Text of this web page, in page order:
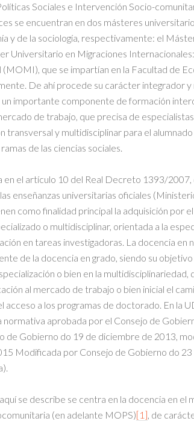
Sociales e Intervención Socio-
se encuentran en dos másteres
y de la sociología, respectivamente: el
Universitario en Migraciones
que se impartían en la Facultad de
De ahí procede su carácter integrador y
importante componente de formación
de trabajo, que precisa de
transversal y multidisciplinar para el
de las ciencias sociales.
en el artículo 10 del Real Decreto 1393/
enseñanzas universitarias oficiales
como finalidad principal la adquisición por
o multidisciplinar, orientada a la
en tareas investigadoras. La docencia en
de la docencia en grado, siendo su
o bien en la multidisciplinariedad,
al mercado de trabajo o bien inicial el
a los programas de doctorado. En la
aprobada por el Consejo de
de Gobierno do 19 de diciembre de 2013,
Modificada por Consejo de Gobierno do
se describe se centra en la docencia en el
(en adelante MOPS)[1], de